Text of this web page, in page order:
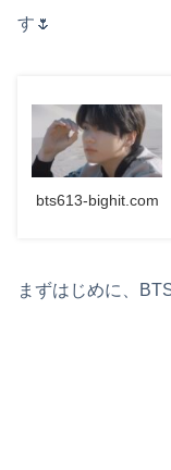
す🌷
bts613-bighit.com
まずはじめに、